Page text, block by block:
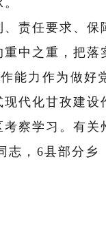
责任要求、保
中之重，把落
能力作为做好
代化甘孜建设
察学习。 有关
志， 6县部分乡